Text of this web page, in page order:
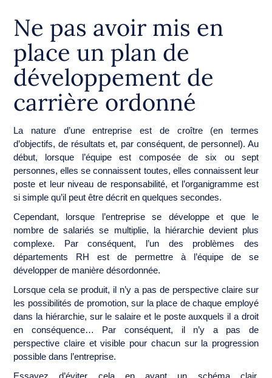
Ne pas avoir mis en
place un plan de
développement de
carrière ordonné
La nature d’une entreprise est de croître (en termes
d’objectifs, de résultats et, par conséquent, de personnel). Au
début, lorsque l’équipe est composée de six ou sept
personnes, elles se connaissent toutes, elles connaissent leur
poste et leur niveau de responsabilité, et l’organigramme est
si simple qu’il peut être décrit en quelques secondes.
Cependant, lorsque l’entreprise se développe et que le
nombre de salariés se multiplie, la hiérarchie devient plus
complexe. Par conséquent, l’un des problèmes des
départements RH est de permettre à l’équipe de se
développer de manière désordonnée.
Lorsque cela se produit, il n’y a pas de perspective claire sur
les possibilités de promotion, sur la place de chaque employé
dans la hiérarchie, sur le salaire et le poste auxquels il a droit
en conséquence… Par conséquent, il n’y a pas de
perspective claire et visible pour chacun sur la progression
possible dans l’entreprise.